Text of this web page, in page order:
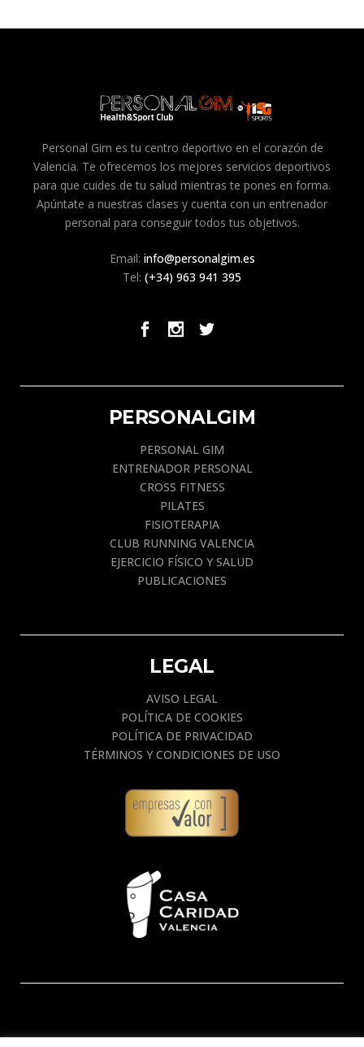
Personal Gim es tu centro deportivo en el corazón de
Valencia. Te ofrecemos los mejores servicios deportivos
para que cuides de tu salud mientras te pones en forma.
Apúntate a nuestras clases y cuenta con un entrenador
personal para conseguir todos tus objetivos.
Email: info@personalgim.es
Tel: (+34) 963 941 395
PERSONALGIM
PERSONAL GIM
ENTRENADOR PERSONAL
CROSS FITNESS
PILATES
FISIOTERAPIA
CLUB RUNNING VALENCIA
EJERCICIO FÍSICO Y SALUD
PUBLICACIONES
LEGAL
AVISO LEGAL
POLÍTICA DE COOKIES
POLÍTICA DE PRIVACIDAD
TÉRMINOS Y CONDICIONES DE USO